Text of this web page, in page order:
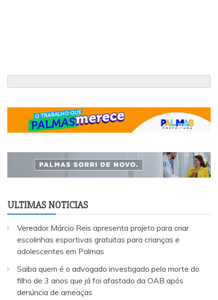
ULTIMAS NOTICIAS
Vereador Márcio Reis apresenta projeto para criar
escolinhas esportivas gratuitas para crianças e
adolescentes em Palmas
Saiba quem é o advogado investigado pela morte do
filho de 3 anos que já foi afastado da OAB após
denúncia de ameaças